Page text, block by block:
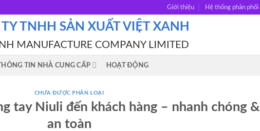
Giới thiệu Hệ thống phân phối
TNHH SẢN XUẤT VIỆT XANH
MANUFACTURE COMPANY LIMITED
TIN NHÀ CUNG CẤP HOẠT ĐỘNG
CHƯA ĐƯỢC PHÂN LOẠI
tay Niuli đến khách hàng – nhanh chóng &
an toàn